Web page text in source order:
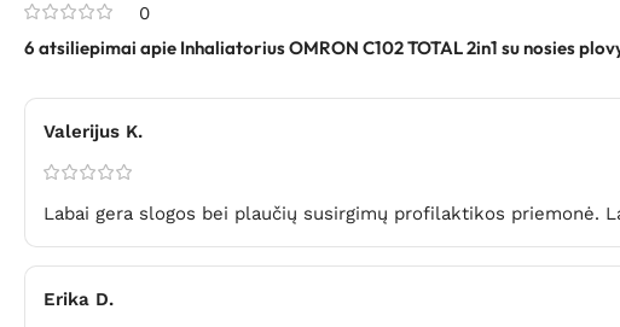
0
6 atsiliepimai apie Inhaliatorius OMRON C102 TOTAL 2in1 su nosies
Valerijus K.
Labai gera slogos bei plaučių susirgimų profilaktikos priemonė.
Erika D.